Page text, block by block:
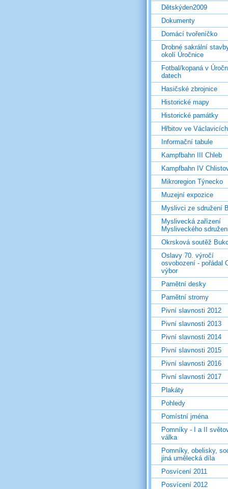
Dětskýden2009
Dokumenty
Domácí tvořeníčko
Drobné sakrální
okolí Úročnice
Fotbal/kopaná v
datech
Hasičské zbrojnice
Historické mapy
Historické památky
Hřbitov ve Václavicích
Informační tabule
Kampfbahn III Chleb
Kampfbahn IV
Mikroregion Týnecko
Muzejní expozice
Myslivci ze sdružení
Myslivecká zařízení
Mysliveckého
Okrsková soutěž
Oslavy 70. výročí
osvobození - pořádal
výbor
Pamětní desky
Pamětní stromy
Pivní slavnosti 2012
Pivní slavnosti 2013
Pivní slavnosti 2014
Pivní slavnosti 2015
Pivní slavnosti 2016
Pivní slavnosti 2017
Plakáty
Pohledy
Pomístní jména
Pomníky - I a II
válka
Pomníky, obelisky,
jiná umělecká díla
Posvícení 2011
Posvícení 2012